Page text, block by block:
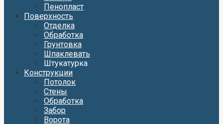
Пенопласт
Поверхность
Отделка
Обработка
Грунтовка
Шпаклевать
Штукатурка
Конструкции
Потолок
Стены
Обработка
Забор
Ворота